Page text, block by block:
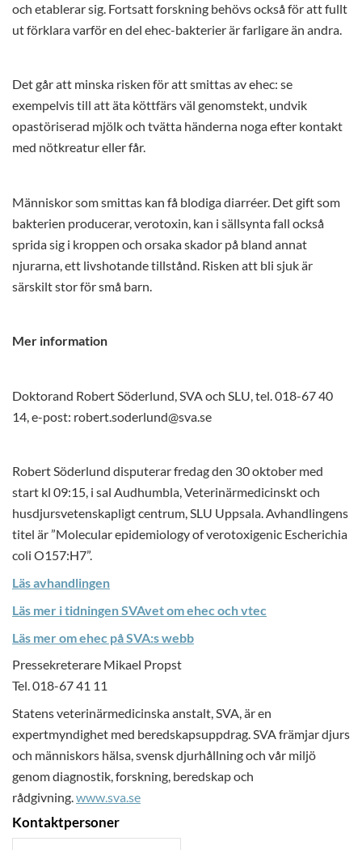
och etablerar sig. Fortsatt forskning behövs också för att fullt
ut förklara varför en del ehec-bakterier är farligare än andra.
Det går att minska risken för att smittas av ehec: se
exempelvis till att äta köttfärs väl genomstekt, undvik
opastöriserad mjölk och tvätta händerna noga efter kontakt
med nötkreatur eller får.
Människor som smittas kan få blodiga diarréer. Det gift som
bakterien producerar, verotoxin, kan i sällsynta fall också
sprida sig i kroppen och orsaka skador på bland annat
njurarna, ett livshotande tillstånd. Risken att bli sjuk är
särskilt stor för små barn.
Mer information
Doktorand Robert Söderlund, SVA och SLU, tel. 018-67 40
14, e-post: robert.soderlund@sva.se
Robert Söderlund disputerar fredag den 30 oktober med
start kl 09:15, i sal Audhumbla, Veterinärmedicinskt och
husdjursvetenskapligt centrum, SLU Uppsala. Avhandlingens
titel är ”Molecular epidemiology of verotoxigenic Escherichia
coli O157:H7”.
Läs avhandlingen
Läs mer i tidningen SVAvet om ehec och vtec
Läs mer om ehec på SVA:s webb
Pressekreterare Mikael Propst
Tel. 018-67 41 11
Statens veterinärmedicinska anstalt, SVA, är en
expertmyndighet med beredskapsuppdrag. SVA främjar djurs
och människors hälsa, svensk djurhållning och vår miljö
genom diagnostik, forskning, beredskap och
rådgivning.www.sva.se
Kontaktpersoner